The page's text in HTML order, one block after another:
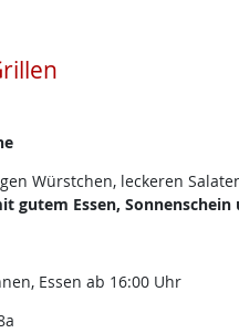
Würstchen, leckeren
gutem Essen, Sonnenschein
Essen ab 16:00 Uhr